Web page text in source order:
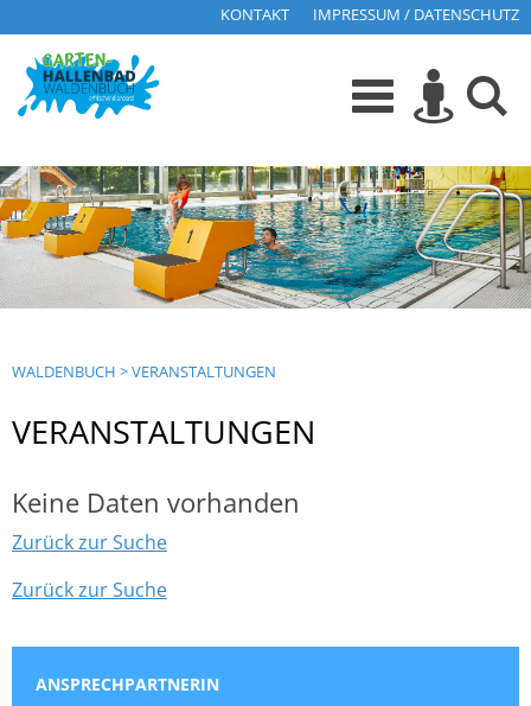
KONTAKT IMPRESSUM / DATENSCHUTZ
WALDENBUCH >VERANSTALTUNGEN
VERANSTALTUNGEN
Keine Daten vorhanden
Zurück zur Suche
Zurück zur Suche
ANSPRECHPARTNERIN